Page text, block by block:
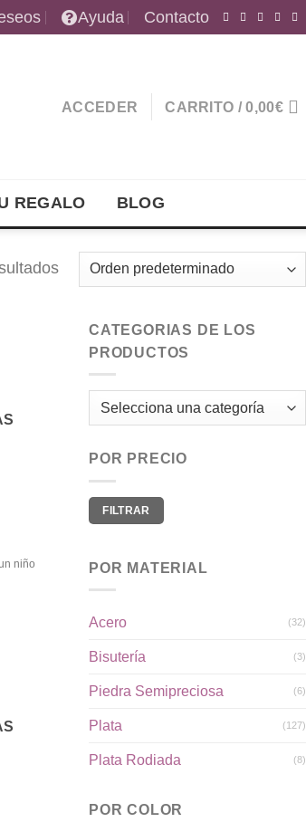
Ayuda Contacto
ACCEDER CARRITO /0,00€
REGALO BLOG
niño
CATEGORIAS DE LOS
PRODUCTOS
POR PRECIO
Precio
mínimo
Precio
máximo
FILTRAR
POR MATERIAL
Acero (32)
Bisutería (3)
Piedra Semipreciosa (6)
Plata (127)
Plata Rodiada (8)
POR COLOR